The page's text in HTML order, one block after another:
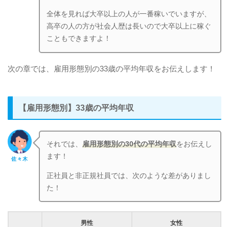
全体を見れば大卒以上の人が一番稼いでいますが、
高卒の人の方が社会人歴は長いので大卒以上に稼ぐ
こともできますよ！
次の章では、雇用形態別の33歳の平均年収をお伝えします！
【雇用形態別】33歳の平均年収
佐々木
それでは、雇用形態別の30代の平均年収をお伝えし
ます！
正社員と非正規社員では、次のような差がありまし
た！
男性 女性